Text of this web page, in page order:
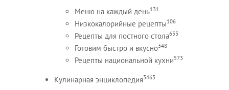
Меню на каждый день131
Низкокалорийные рецепты106
Рецепты для постного стола633
Готовим быстро и вкусно348
Рецепты национальной кухни573
Кулинарная энциклопедия3463